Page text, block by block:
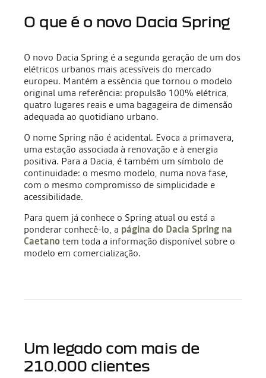
O que é o novo Dacia Spring
O novo Dacia Spring é a segunda geração de um dos
elétricos urbanos mais acessíveis do mercado
europeu. Mantém a essência que tornou o modelo
original uma referência: propulsão 100% elétrica,
quatro lugares reais e uma bagageira de dimensão
adequada ao quotidiano urbano.
O nome Spring não é acidental. Evoca a primavera,
uma estação associada à renovação e à energia
positiva. Para a Dacia, é também um símbolo de
continuidade: o mesmo modelo, numa nova fase,
com o mesmo compromisso de simplicidade e
acessibilidade.
Para quem já conhece o Spring atual ou está a
ponderar conhecê-lo, a página do Dacia Spring na
Caetanotem toda a informação disponível sobre o
modelo em comercialização.
Um legado com mais de
210.000 clientes